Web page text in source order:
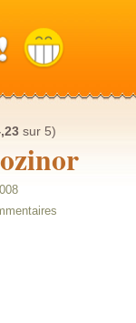
sur 5)